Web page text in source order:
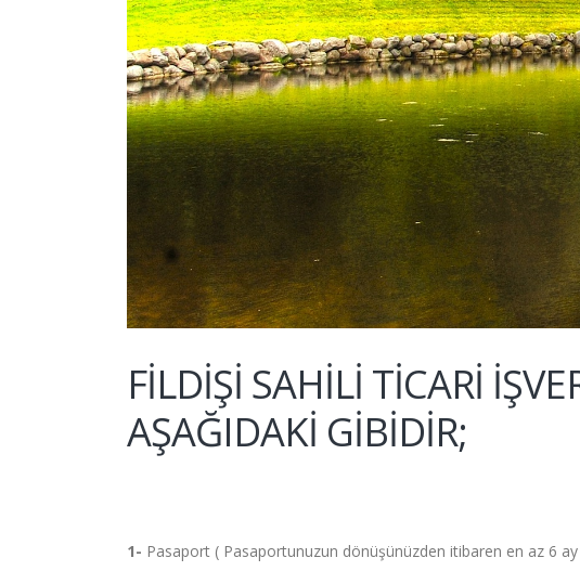
FİLDİŞİ SAHİLİ TİCARİ
AŞAĞIDAKİ GİBİDİR;
1- Pasaport ( Pasaportunuzun dönüşünüzden itibaren en az 6